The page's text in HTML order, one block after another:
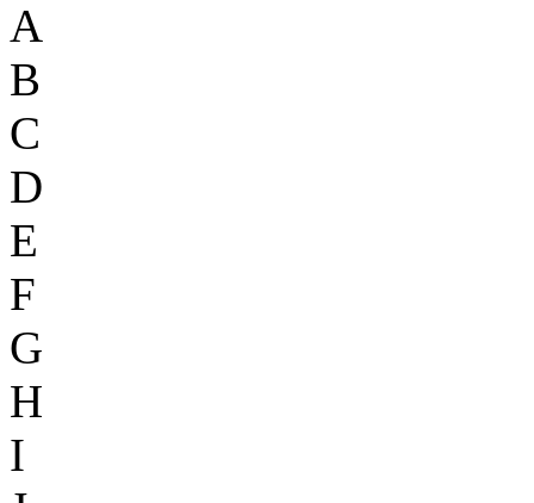
A
B
C
D
E
F
G
H
I